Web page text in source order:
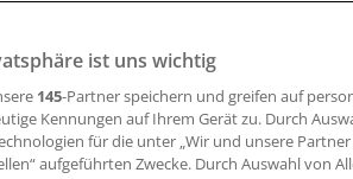
19:04 Uhr
ist uns wichtig
145-Partner speichern und greifen auf
Kennungen auf Ihrem Gerät zu. Durch
für die unter „Wir und unsere
aufgeführten Zwecke. Durch Auswahl von